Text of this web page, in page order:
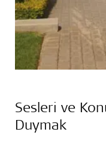
Sesleri ve
Duymak